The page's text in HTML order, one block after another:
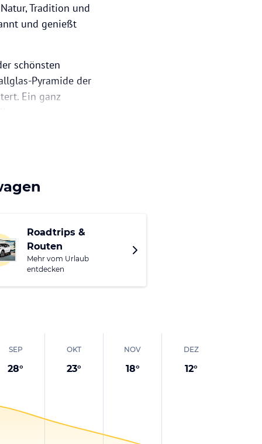
Tradition und
und genießt
schönsten
Pyramide der
Ein ganz
erfährst
Wander- und
Roadtrips &
Routen
Mehr vom Urlaub
entdecken
SEP
28°
OKT
23°
NOV
18°
DEZ
12°